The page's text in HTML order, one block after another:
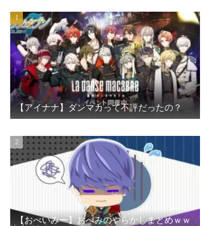
【アイナナ】ダンマカって不評だったの？
【おべいみー】おべみのやらかしまとめｗｗ